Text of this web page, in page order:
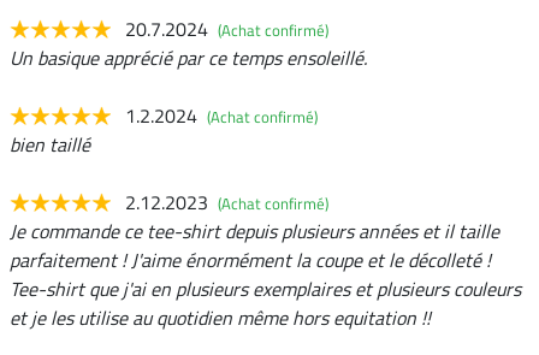
20.7.2024 (Achat confirmé)
Un basique apprécié par ce temps ensoleillé.
1.2.2024 (Achat confirmé)
bien taillé
2.12.2023 (Achat confirmé)
Je commande ce tee-shirt depuis plusieurs années et il taille
parfaitement ! J'aime énormément la coupe et le décolleté !
Tee-shirt que j'ai en plusieurs exemplaires et plusieurs couleurs
et je les utilise au quotidien même hors equitation !!